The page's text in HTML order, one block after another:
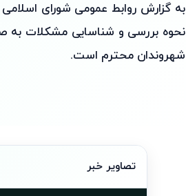
به گزارش روابط عمومی شورای
نحوه بررسی و شناسایی مشکلات به
شهروندان محترم است.
تصاویر خبر